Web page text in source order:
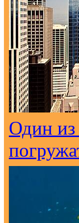
Один из